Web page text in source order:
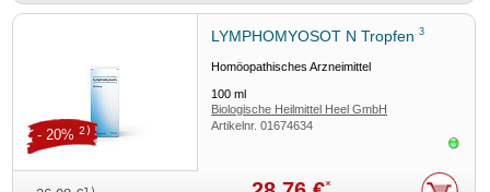
LYMPHOMYOSOT N Tropfen3
Homöopathisches Arzneimittel
100ml
Biologische Heilmittel Heel GmbH
Artikelnr.01674634
*
- 20% 2)